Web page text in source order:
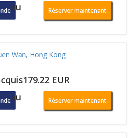
ou Réserver maintenant
Wan, Hong Kong
EUR
ou Réserver maintenant